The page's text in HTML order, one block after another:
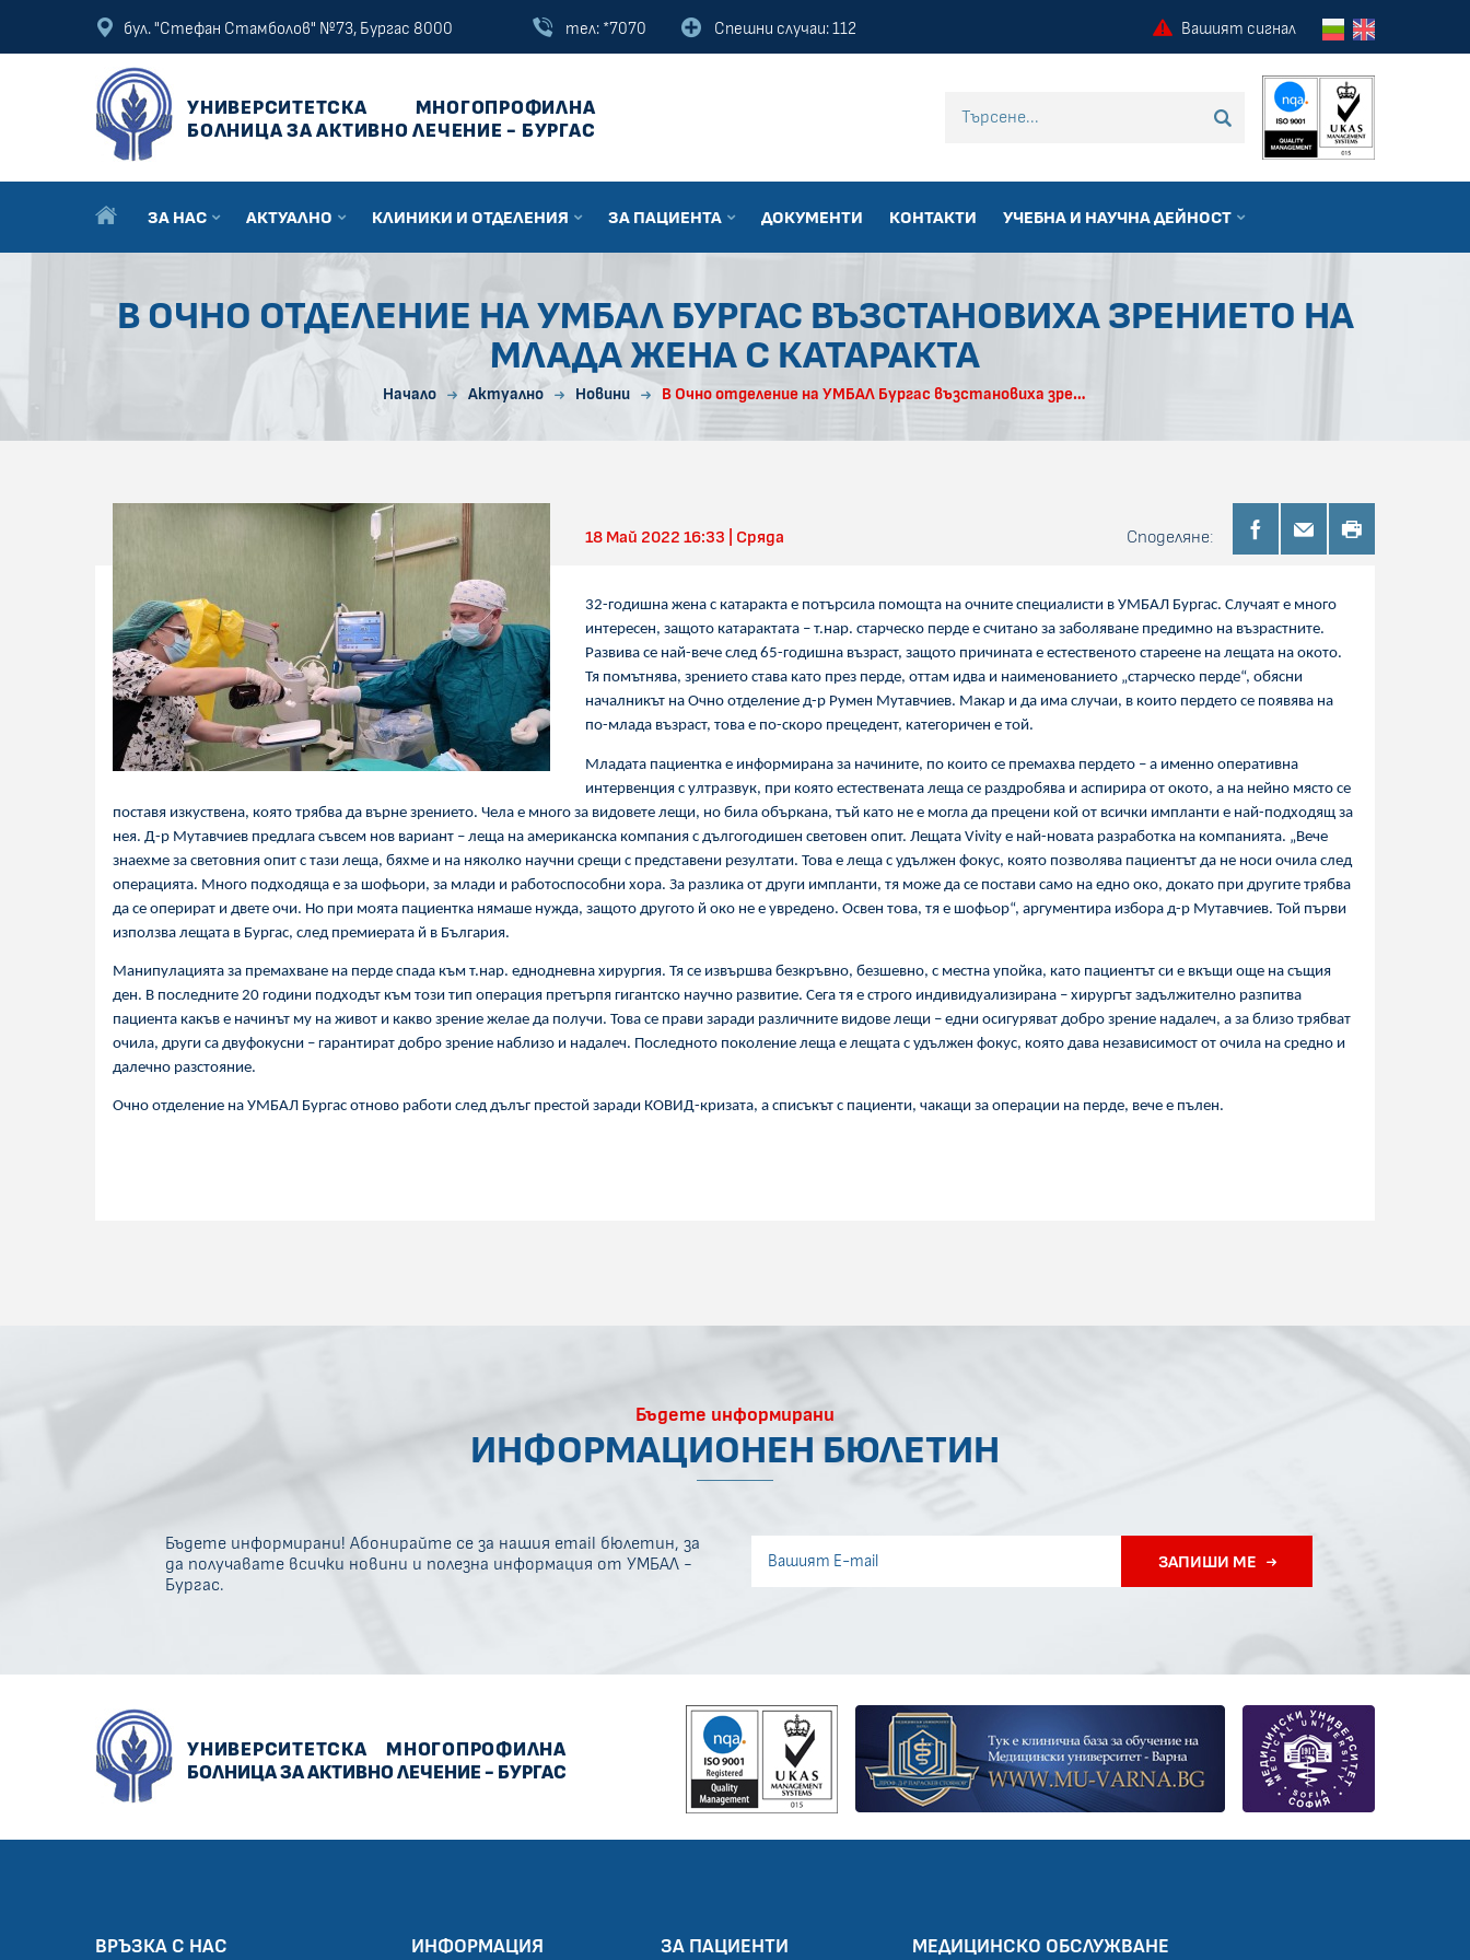
бул. "Стефан Стамболов" №73, Бургас 8000 тел: *7070 Спешни случаи: 112 Вашият сигнал
УНИВЕРСИТЕТСКА
МНОГОПРОФИЛНА
БОЛНИЦА ЗА АКТИВНО ЛЕЧЕНИЕ - БУРГАС
Въведи текст за търсене
ТЪРСИ
ЗА НАС АКТУАЛНО КЛИНИКИ И ОТДЕЛЕНИЯ ЗА ПАЦИЕНТА ДОКУМЕНТИ КОНТАКТИ УЧЕБНА И НАУЧНА ДЕЙНОСТ
В ОЧНО ОТДЕЛЕНИЕ НА УМБАЛ БУРГАС ВЪЗСТАНОВИХА ЗРЕНИЕТО НА
МЛАДА ЖЕНА С КАТАРАКТА
Начало Актуално Новини В Очно отделение на УМБАЛ Бургас възстановиха зрението на млада жена с катаракта
18 Май 2022 16:33 | Сряда Споделяне:
32-годишна жена с катаракта е потърсила помощта на очните специалисти в УМБАЛ Бургас. Случаят е много
интересен, защото катарактата – т.нар. старческо перде е считано за заболяване предимно на възрастните.
Развива се най-вече след 65-годишна възраст, защото причината е естественото стареене на лещата на окото.
Тя помътнява, зрението става като през перде, оттам идва и наименованието „старческо перде“, обясни
началникът на Очно отделение д-р Румен Мутавчиев. Макар и да има случаи, в които пердето се появява на
по-млада възраст, това е по-скоро прецедент, категоричен е той.
Младата пациентка е информирана за начините, по които се премахва пердето – а именно оперативна
интервенция с ултразвук, при която естествената леща се раздробява и аспирира от окото, а на нейно място се
поставя изкуствена, която трябва да върне зрението. Чела е много за видовете лещи, но била объркана, тъй като не е могла да прецени кой от всички импланти е най-подходящ за
нея. Д-р Мутавчиев предлага съвсем нов вариант – леща на американска компания с дългогодишен световен опит. Лещата Vivity е най-новата разработка на компанията. „Вече
знаехме за световния опит с тази леща, бяхме и на няколко научни срещи с представени резултати. Това е леща с удължен фокус, която позволява пациентът да не носи очила след
операцията. Много подходяща е за шофьори, за млади и работоспособни хора. За разлика от други импланти, тя може да се постави само на едно око, докато при другите трябва
да се оперират и двете очи. Но при моята пациентка нямаше нужда, защото другото й око не е увредено. Освен това, тя е шофьор“, аргументира избора д-р Мутавчиев. Той първи
използва лещата в Бургас, след премиерата й в България.
Манипулацията за премахване на перде спада към т.нар. еднодневна хирургия. Тя се извършва безкръвно, безшевно, с местна упойка, като пациентът си е вкъщи още на същия
ден. В последните 20 години подходът към този тип операция претърпя гигантско научно развитие. Сега тя е строго индивидуализирана – хирургът задължително разпитва
пациента какъв е начинът му на живот и какво зрение желае да получи. Това се прави заради различните видове лещи – едни осигуряват добро зрение надалеч, а за близо трябват
очила, други са двуфокусни – гарантират добро зрение наблизо и надалеч. Последното поколение леща е лещата с удължен фокус, която дава независимост от очила на средно и
далечно разстояние.
Очно отделение на УМБАЛ Бургас отново работи след дълъг престой заради КОВИД-кризата, а списъкът с пациенти, чакащи за операции на перде, вече е пълен.
Бъдете информирани
ИНФОРМАЦИОНЕН БЮЛЕТИН
Бъдете информирани! Абонирайте се за нашия email бюлетин, за
да получавате всички новини и полезна информация от УМБАЛ -
Бургас.
ЗАПИШИ МЕ
УНИВЕРСИТЕТСКА
МНОГОПРОФИЛНА
БОЛНИЦА ЗА АКТИВНО ЛЕЧЕНИЕ - БУРГАС
ВРЪЗКА С НАС ИНФОРМАЦИЯ ЗА ПАЦИЕНТИ МЕДИЦИНСКО ОБСЛУЖВАНЕ